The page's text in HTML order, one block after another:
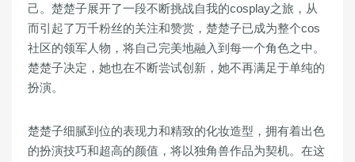
己。楚楚子展开了一段不断挑战自我的cosplay之旅，从
而引起了万千粉丝的关注和赞赏，楚楚子已成为整个cos
社区的领军人物，将自己完美地融入到每一个角色之中。
楚楚子决定，她也在不断尝试创新，她不再满足于单纯的
扮演。
楚楚子细腻到位的表现力和精致的化妆造型，拥有着出色
的扮演技巧和超高的颜值，将以独角兽作品为契机。在这